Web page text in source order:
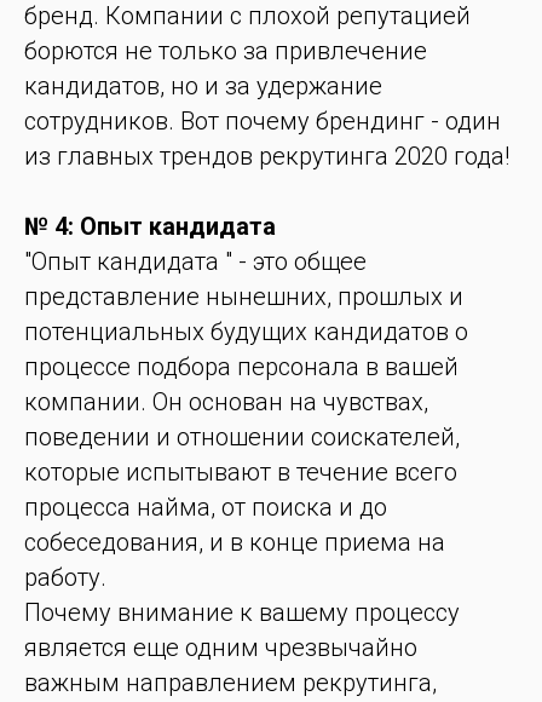
бренд. Компании с плохой репутацией
борются не только за привлечение
кандидатов, но и за удержание
сотрудников. Вот почему брендинг - один
из главных трендов рекрутинга 2020 года!
№ 4: Опыт кандидата
"Опыт кандидата " - это общее
представление нынешних, прошлых и
потенциальных будущих кандидатов о
процессе подбора персонала в вашей
компании. Он основан на чувствах,
поведении и отношении соискателей,
которые испытывают в течение всего
процесса найма, от поиска и до
собеседования, и в конце приема на
работу.
Почему внимание к вашему процессу
является еще одним чрезвычайно
важным направлением рекрутинга,